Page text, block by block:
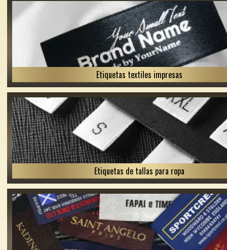
Etiquetas textiles impresas
Etiquetas de tallas para ropa